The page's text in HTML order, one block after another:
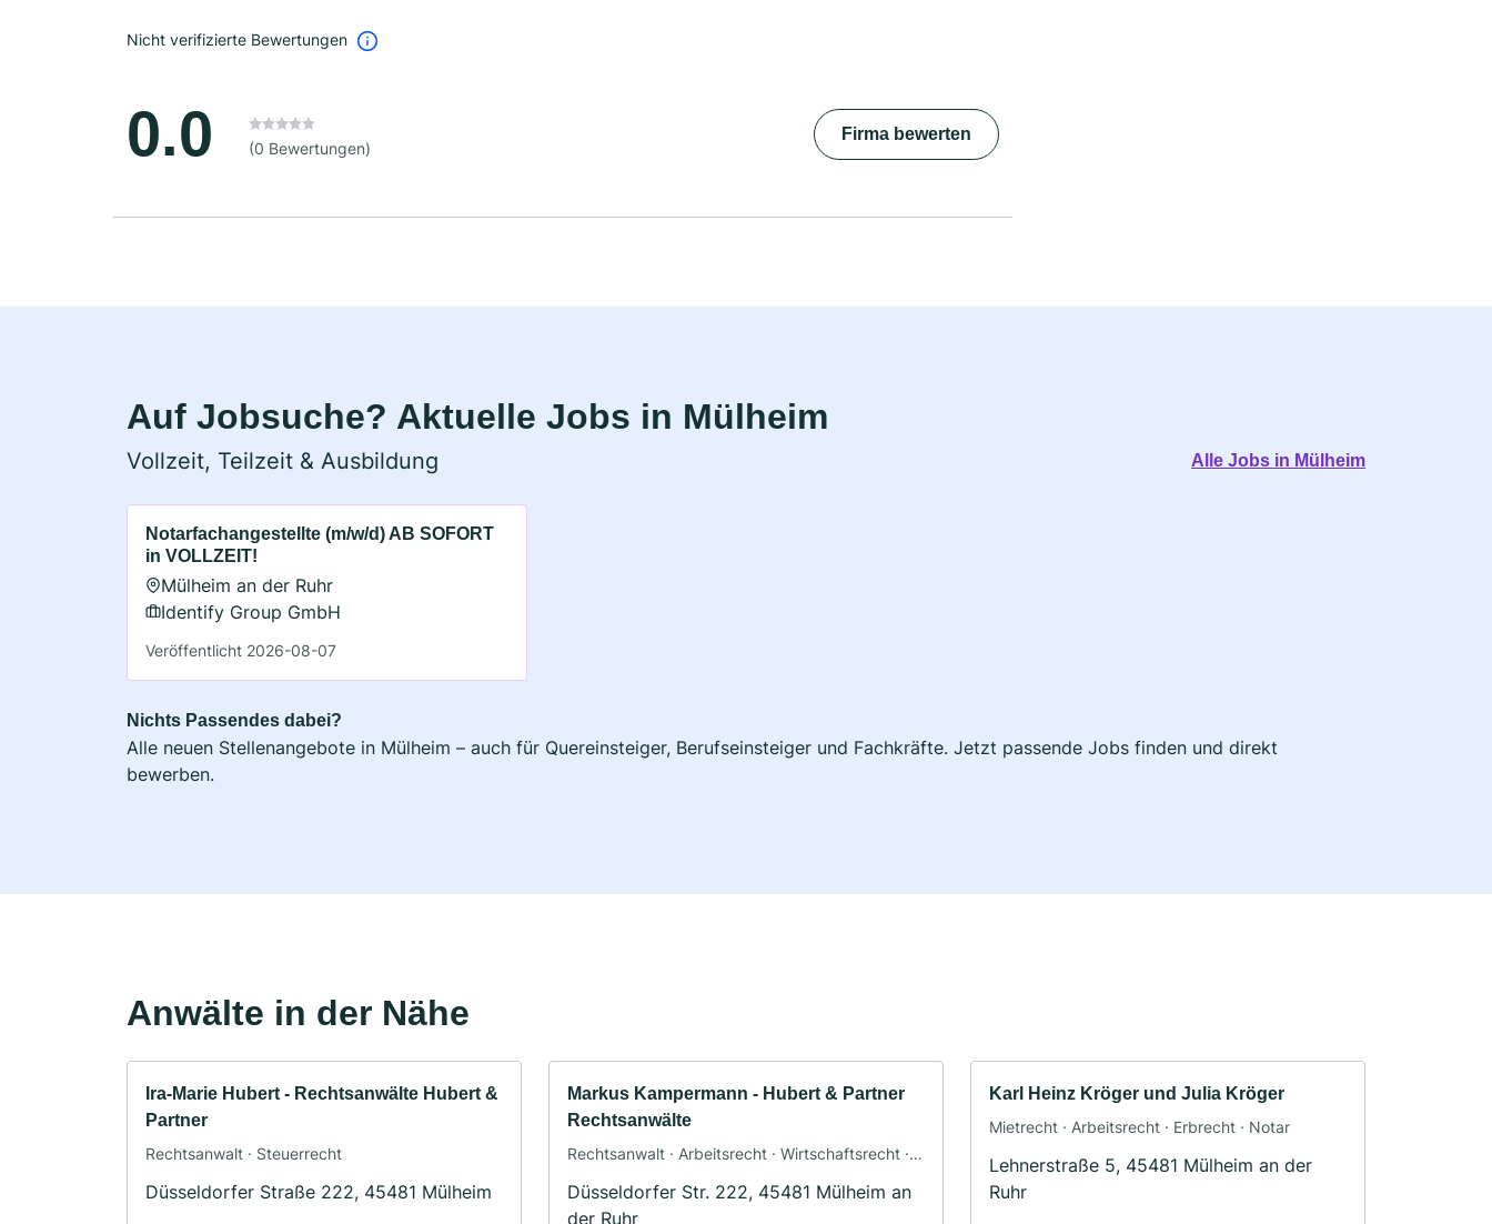
Nicht verifizierte Bewertungen
0.0 (0 Bewertungen)
Firma bewerten
Auf Jobsuche? Aktuelle Jobs in Mülheim
Vollzeit, Teilzeit & Ausbildung Alle Jobs in Mülheim
Notarfachangestellte (m/w/d) AB SOFORT
in VOLLZEIT!
Mülheim an der Ruhr
Identify Group GmbH
Veröffentlicht 2026-08-07
Nichts Passendes dabei?
Alle neuen Stellenangebote in Mülheim – auch für Quereinsteiger, Berufseinsteiger und Fachkräfte. Jetzt passende Jobs finden und direkt
bewerben.
Anwälte in der Nähe
Ira-Marie Hubert - Rechtsanwälte Hubert &
Partner
Rechtsanwalt · Steuerrecht
Düsseldorfer Straße 222, 45481 Mülheim
Markus Kampermann - Hubert & Partner
Rechtsanwälte
Rechtsanwalt · Arbeitsrecht · Wirtschaftsrecht ·
Düsseldorfer Str. 222, 45481 Mülheim an
der Ruhr
Karl Heinz Kröger und Julia Kröger
Mietrecht · Arbeitsrecht · Erbrecht · Notar
Lehnerstraße 5, 45481 Mülheim an der
Ruhr